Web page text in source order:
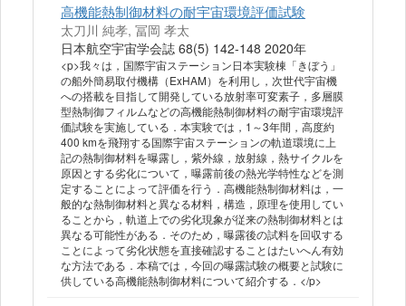
高機能熱制御材料の耐宇宙環境評価試験
太刀川 純孝, 冨岡 孝太
日本航空宇宙学会誌 68(5) 142-148 2020年
<p>我々は，国際宇宙ステーション日本実験棟「きぼう」
の船外簡易取付機構（ExHAM）を利用し，次世代宇宙機
への搭載を目指して開発している放射率可変素子，多層膜
型熱制御フィルムなどの高機能熱制御材料の耐宇宙環境評
価試験を実施している．本実験では，1～3年間，高度約
400 kmを飛翔する国際宇宙ステーションの軌道環境に上
記の熱制御材料を曝露し，紫外線，放射線，熱サイクルを
原因とする劣化について，曝露前後の熱光学特性などを測
定することによって評価を行う．高機能熱制御材料は，一
般的な熱制御材料と異なる材料，構造，原理を使用してい
ることから，軌道上での劣化現象が従来の熱制御材料とは
異なる可能性がある．そのため，曝露後の試料を回収する
ことによって劣化状態を直接確認することはたいへん有効
な方法である．本稿では，今回の曝露試験の概要と試験に
供している高機能熱制御材料について紹介する．</p>